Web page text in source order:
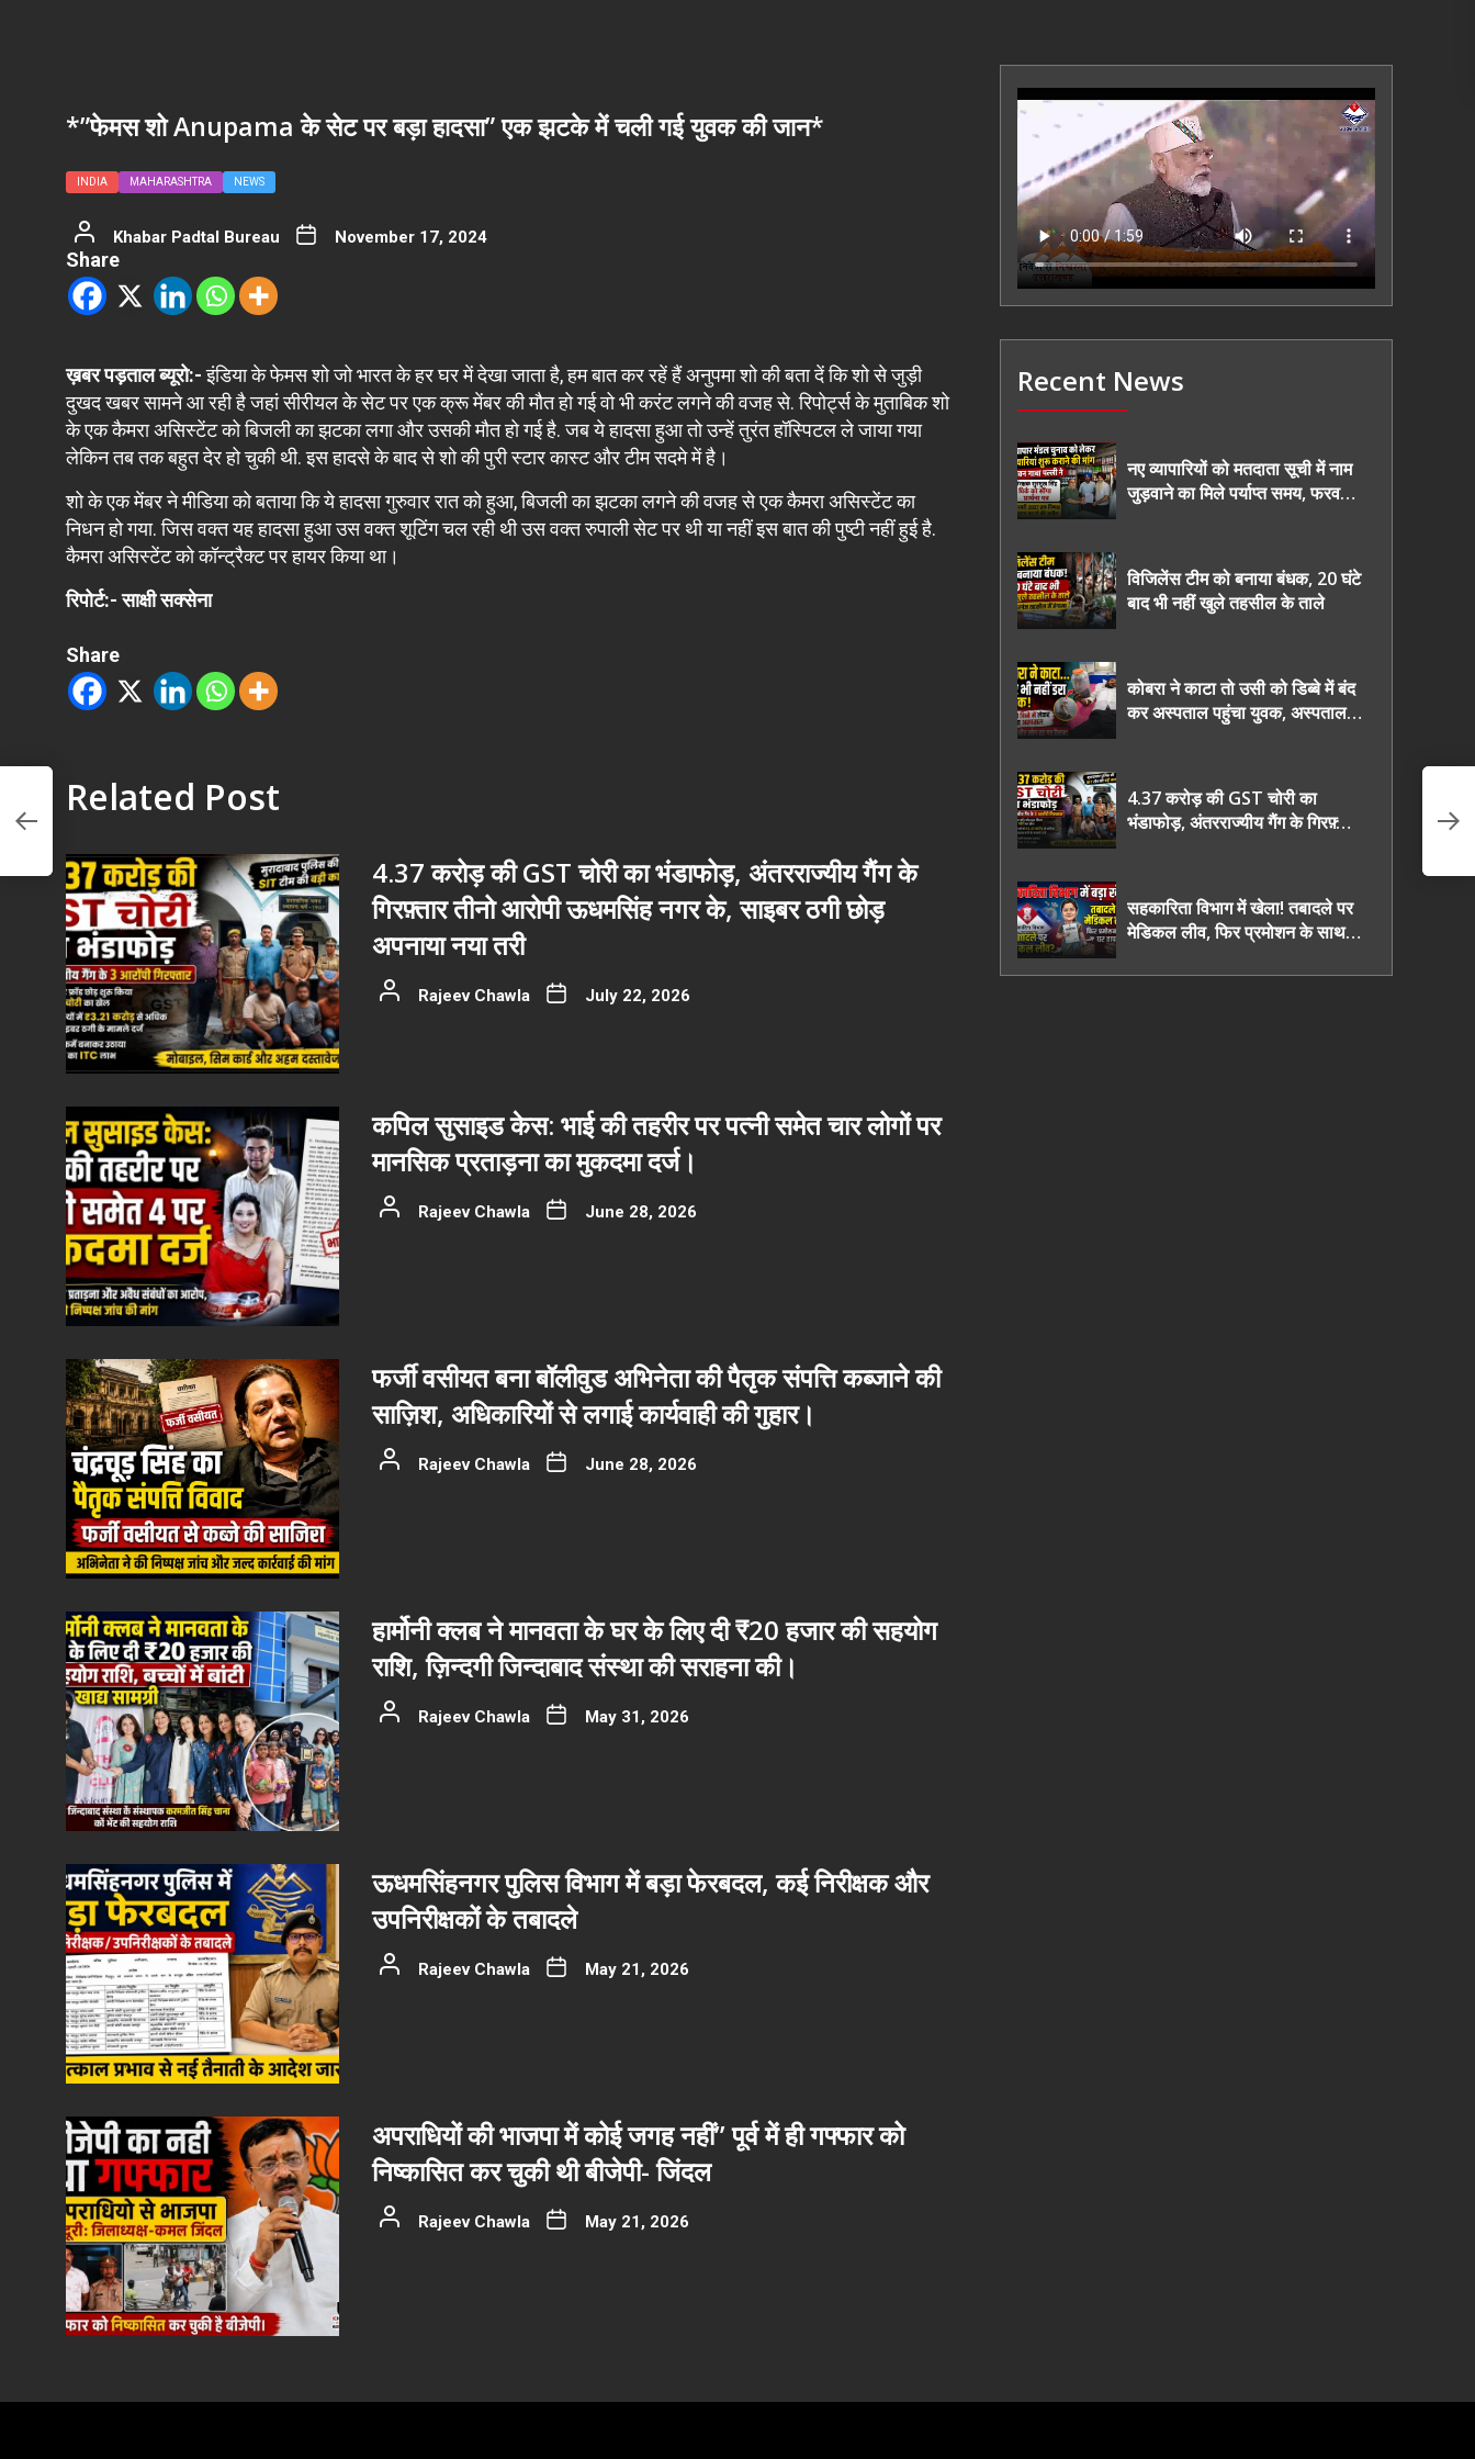
*”फेमस शो Anupama के सेट पर बड़ा हादसा” एक झटके में चली गई युवक की जान*
INDIA MAHARASHTRA NEWS
Khabar Padtal Bureau November 17, 2024
Share
ख़बर पड़ताल ब्यूरो:-इंडिया के फेमस शो जो भारत के हर घर में देखा जाता है, हम बात कर रहें हैं अनुपमा शो की बता दें कि शो से जुड़ी
दुखद खबर सामने आ रही है जहां सीरीयल के सेट पर एक क्रू मेंबर की मौत हो गई वो भी करंट लगने की वजह से. रिपोर्ट्स के मुताबिक शो
के एक कैमरा असिस्टेंट को बिजली का झटका लगा और उसकी मौत हो गई है. जब ये हादसा हुआ तो उन्हें तुरंत हॉस्पिटल ले जाया गया
लेकिन तब तक बहुत देर हो चुकी थी. इस हादसे के बाद से शो की पुरी स्टार कास्ट और टीम सदमे में है।
शो के एक मेंबर ने मीडिया को बताया कि ये हादसा गुरुवार रात को हुआ, बिजली का झटका लगने की वजह से एक कैमरा असिस्टेंट का
निधन हो गया. जिस वक्त यह हादसा हुआ उस वक्त शूटिंग चल रही थी उस वक्त रुपाली सेट पर थी या नहीं इस बात की पुष्टी नहीं हुई है.
कैमरा असिस्टेंट को कॉन्ट्रैक्ट पर हायर किया था।
रिपोर्ट:- साक्षी सक्सेना
Share
Related Post
4.37 करोड़ की GST चोरी का भंडाफोड़, अंतरराज्यीय गैंग के
गिरफ़्तार तीनो आरोपी ऊधमसिंह नगर के, साइबर ठगी छोड़
अपनाया नया तरी
Rajeev Chawla July 22, 2026
कपिल सुसाइड केस: भाई की तहरीर पर पत्नी समेत चार लोगों पर
मानसिक प्रताड़ना का मुकदमा दर्ज।
Rajeev Chawla June 28, 2026
फर्जी वसीयत बना बॉलीवुड अभिनेता की पैतृक संपत्ति कब्जाने की
साज़िश, अधिकारियों से लगाई कार्यवाही की गुहार।
Rajeev Chawla June 28, 2026
हार्मोनी क्लब ने मानवता के घर के लिए दी ₹20 हजार की सहयोग
राशि, ज़िन्दगी जिन्दाबाद संस्था की सराहना की।
Rajeev Chawla May 31, 2026
ऊधमसिंहनगर पुलिस विभाग में बड़ा फेरबदल, कई निरीक्षक और
उपनिरीक्षकों के तबादले
Rajeev Chawla May 21, 2026
अपराधियों की भाजपा में कोई जगह नहीं” पूर्व में ही गफ्फार को
निष्कासित कर चुकी थी बीजेपी- जिंदल
Rajeev Chawla May 21, 2026
Recent News
नए व्यापारियों को मतदाता सूची में नाम
जुड़वाने का मिले पर्याप्त समय, फरवरी
विजिलेंस टीम को बनाया बंधक, 20 घंटे
बाद भी नहीं खुले तहसील के ताले
कोबरा ने काटा तो उसी को डिब्बे में बंद
कर अस्पताल पहुंचा युवक, अस्पताल में
4.37 करोड़ की GST चोरी का
भंडाफोड़, अंतरराज्यीय गैंग के गिरफ़्तार
सहकारिता विभाग में खेला! तबादले पर
मेडिकल लीव, फिर प्रमोशन के साथ